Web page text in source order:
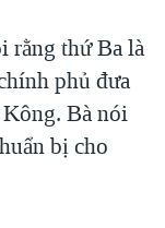
SÂM
THÔN MỸ
rằng thứ Ba là
phủ đưa
Bà nói
bị cho